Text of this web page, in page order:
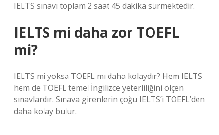
IELTS sınavı toplam 2 saat 45 dakika sürmektedir.
IELTS mi daha zor TOEFL
mi?
IELTS mi yoksa TOEFL mı daha kolaydır? Hem IELTS
hem de TOEFL temel İngilizce yeterliliğini ölçen
sınavlardır. Sınava girenlerin çoğu IELTS’i TOEFL’den
daha kolay bulur.